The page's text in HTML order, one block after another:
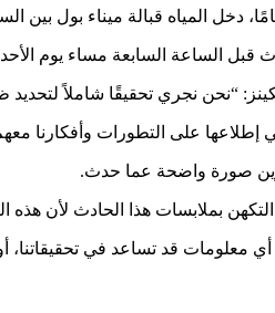
مساء يوم الأحد، أي بعد حوالي 48 ساعة من
“نحن نجري تحقيقًا شاملاً لتحديد
إطلاعها على التطورات وأفكارنا
صورة واضحة عما حدث.
بملابسات هذا الحادث لأن هذه
قد تساعد في تحقيقاتنا، أو